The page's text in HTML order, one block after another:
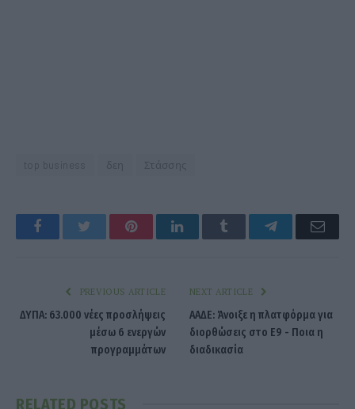
δεη Στάσσης
Facebook Twitter PinterestLinkedIn Tumblr Telegram
PREVIOUS ARTICLE
ΔΥΠΑ: 63.000 νέες προσλήψεις
μέσω 6 ενεργών
προγραμμάτων
NEXT ARTICLE
ΑΑΔΕ: Άνοιξε η πλατφόρμα για
διορθώσεις στο Ε9 - Ποια η
διαδικασία
RELATED POSTS